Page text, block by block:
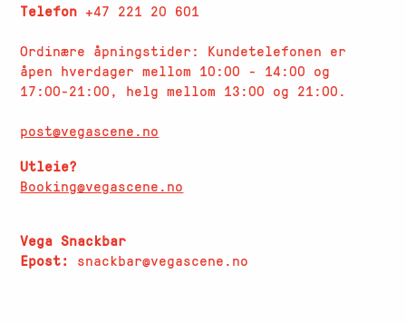
Telefon+47 221 20 601
Ordinære åpningstider: Kundetelefonen er
åpen hverdager mellom 10:00 - 14:00 og
17:00-21:00, helg mellom 13:00 og 21:00.
post@vegascene.no
Utleie?
Booking@vegascene.no
Vega Snackbar
Epost: snackbar@vegascene.no